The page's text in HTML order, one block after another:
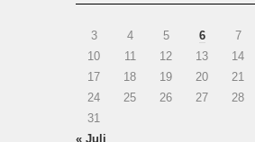
3
4 5 6 7
10
11 12 13 14
17
18 19 20 21
24
25 26 27 28
31
« Juli